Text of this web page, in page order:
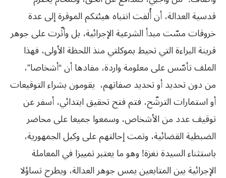
قدسية العدالة، أن أُلفت انتباه هيئتكم الموقرة إلى عدة
خروقات مسّت مبدأ الشرعية الإجرائية، بل وأثّرت على جوهر
قرينة البراءة التي تحيط بموكلتي منذ اللحظة الأولى، فهذا
الملف تأسّس على معلومة واردة، مفادها أن “أشخاصا”،
من دون تحديد أو تحديد صفاتهم، يقومون بشراء التوقيعات
أو استمارات الترشّح، فتم فتح تحقيق ابتدائي، أسفر عن
توقيف عدد من الأشخاص، وسمعوا جميعا على محاضر
الضبطية القضائية، وتمت إحالتهم على وكيل الجمهورية،
باستثناء السيدة نغزة! وهو ما يعتبر تمييزا في المعاملة
الإجرائية بين المتابعين يمس جوهر العدالة، ويطرح تساؤلا